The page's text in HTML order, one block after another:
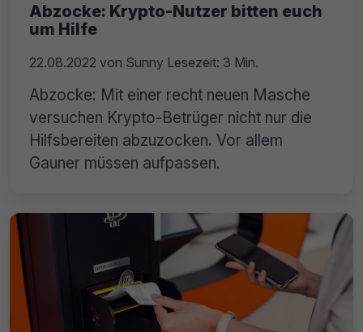
Abzocke: Krypto-Nutzer bitten euch
um Hilfe
22.08.2022 von Sunny Lesezeit: 3 Min.
Abzocke: Mit einer recht neuen Masche
versuchen Krypto-Betrüger nicht nur die
Hilfsbereiten abzuzocken. Vor allem
Gauner müssen aufpassen.